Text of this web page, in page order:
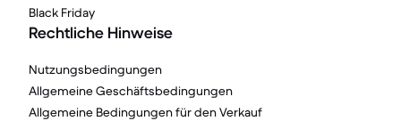
Black Friday
Rechtliche Hinweise
Nutzungsbedingungen
Allgemeine Geschäftsbedingungen
Allgemeine Bedingungen für den Verkauf